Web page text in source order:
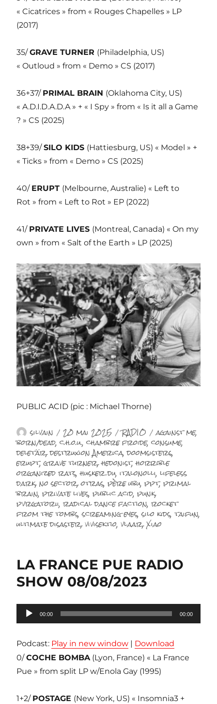
« Cicatrices » from « Rouges Chapelles » LP
(2017)
35/GRAVE TURNER (Philadelphia, US)
« Outloud » from « Demo » CS (2017)
36+37/ PRIMAL BRAIN (Oklahoma City, US)
« A.D.I.D.A.D.A » + « I Spy » from « Is it all a Game
? » CS (2025)
38+39/SILO KIDS (Hattiesburg, US) « Model » +
« Ticks » from « Demo » CS (2025)
40/ ERUPT (Melbourne, Australie) « Left to
Rot » from « Left to Rot » EP (2022)
41/ PRIVATE LIVES (Montreal, Canada) « On my
own » from « Salt of the Earth » LP (2025)
PUBLIC ACID (pic : Michael Thorne)
Auteur
silvain Publié
le
20 mai 2025 Catégories
RADIO Étiquettes
against me,
born/dead,c.h.o.u.,chambre froide,consume,
deletär,destruxion America,doomsisters,
erupt,grave turner,hedonist,horrible
organized rats,husker du,italonolli,lifeless
dark,no sector,otras,père ubu,ppt,primal
brain,private lives,public acid,punk,
pvrgatorii,radical dance faction,rocket
from the tombs,screaming eyes,silo kids,taifun,
ultimate disaster,vivisektio,vlaar,Xiao
LA FRANCE PUE RADIO
SHOW 08/08/2023
Lecteur
audio
00:00 00:00
Podcast: Play in new window | Download
0/COCHE BOMBA(Lyon, France) « La France
Pue » from split LP w/Enola Gay (1995)
1+2/ POSTAGE (New York, US) « Insomnia3 +